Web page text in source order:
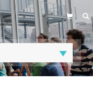
PANIER